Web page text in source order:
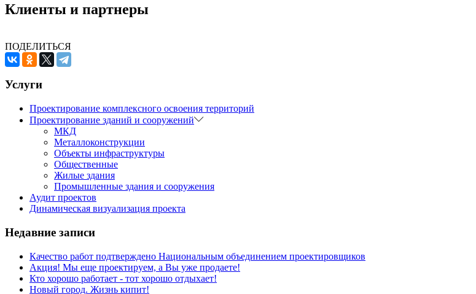
Клиенты и партнеры
ПОДЕЛИТЬСЯ
Услуги
Проектирование комплексного освоения территорий
Проектирование зданий и сооружений
МКД
Металлоконструкции
Объекты инфраструктуры
Общественные
Жилые здания
Промышленные здания и сооружения
Аудит проектов
Динамическая визуализация проекта
Недавние записи
Качество работ подтверждено Национальным объединением проектировщиков
Акция! Мы еще проектируем, а Вы уже продаете!
Кто хорошо работает - тот хорошо отдыхает!
Новый город. Жизнь кипит!